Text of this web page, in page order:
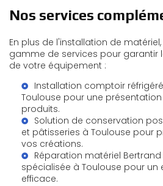
Nos services
En plus de l'installation de
gamme de services pour garantir
de votre équipement :
Installation comptoir
Toulouse pour une
produits.
Solution de conservation
et pâtisseries à Toulouse pour
vos créations.
Réparation matériel
spécialisée à Toulouse pour un
efficace.